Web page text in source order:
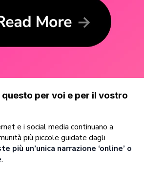
per voi e per il vostro
e i social media continuano a
più piccole guidate dagli
più un’unica narrazione ‘online’ o
.